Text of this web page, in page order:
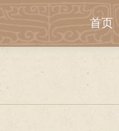
首页